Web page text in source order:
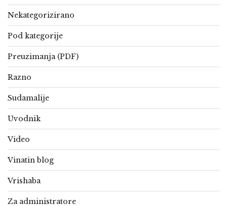
Nekategorizirano
Pod kategorije
Preuzimanja (PDF)
Razno
Sudamalije
Uvodnik
Video
Vinatin blog
Vrishaba
Za administratore